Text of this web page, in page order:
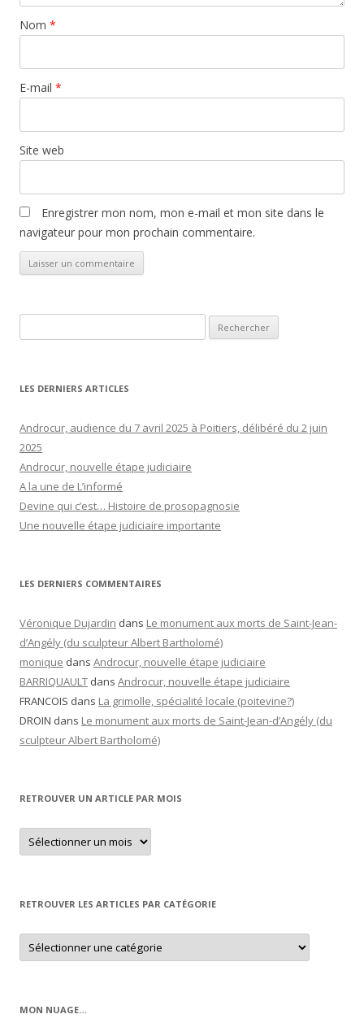
Nom *
E-mail *
Site web
Enregistrer mon nom, mon e-mail et mon site dans le
navigateur pour mon prochain commentaire.
LES DERNIERS ARTICLES
Androcur, audience du 7 avril 2025 à Poitiers, délibéré du 2 juin
2025
Androcur, nouvelle étape judiciaire
A la une de L’informé
Devine qui c’est… Histoire de prosopagnosie
Une nouvelle étape judiciaire importante
LES DERNIERS COMMENTAIRES
Véronique Dujardin dans Le monument aux morts de Saint-Jean-
d’Angély (du sculpteur Albert Bartholomé)
monique dans Androcur, nouvelle étape judiciaire
BARRIQUAULT dans Androcur, nouvelle étape judiciaire
FRANCOIS dans La grimolle, spécialité locale (poitevine?)
DROIN dans Le monument aux morts de Saint-Jean-d’Angély (du
sculpteur Albert Bartholomé)
RETROUVER UN ARTICLE PAR MOIS
Retrouver
un
article
RETROUVER LES ARTICLES PAR CATÉGORIE
Retrouver
les
articles
MON NUAGE…